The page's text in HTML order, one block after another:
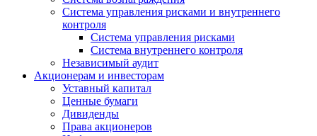
Система управления рисками и внутреннего
контроля
Система управления рисками
Система внутреннего контроля
Независимый аудит
Акционерам и инвесторам
Уставный капитал
Ценные бумаги
Дивиденды
Права акционеров